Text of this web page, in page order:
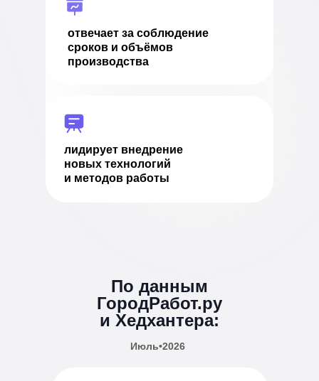
лидирует внедрение
новых технологий
и методов работы
отвечает за соблюдение
сроков и объёмов
производства
По данным
ГородРабот.ру
и Хедхантера:
Июль•2026